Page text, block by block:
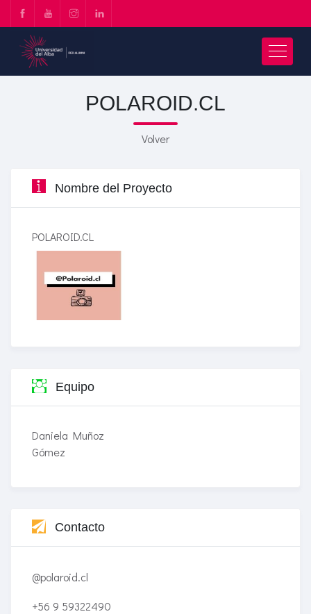
POLAROID.CL
Volver
Nombre del Proyecto
POLAROID.CL
Equipo
Daniela Muñoz
Gómez
Contacto
@polaroid.cl
+56 9 59322490